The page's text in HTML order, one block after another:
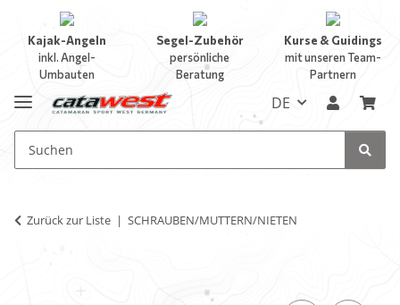
Kajak-Angeln
inkl. Angel-
Umbauten
Segel-Zubehör
persönliche
Beratung
Kurse & Guidings
mit unseren Team-
Partnern
DE
Zurück zur Liste SCHRAUBEN/MUTTERN/NIETEN